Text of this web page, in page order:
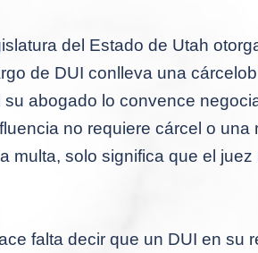
del Estado de Utah
de DUI conlleva una
su abogado lo convence
no requiere cárcel o una
multa, solo significa que el
falta decir que un DUI en su